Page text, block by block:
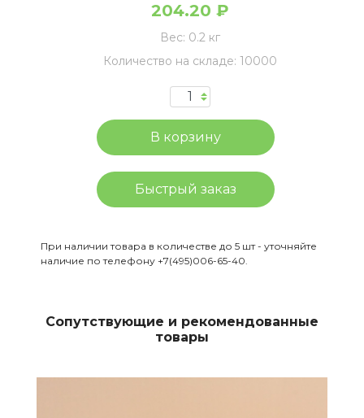
204.20 ₽
Вес: 0.2 кг
Количество на складе: 10000
Быстрый заказ
При наличии товара в количестве до 5 шт - уточняйте
наличие по телефону +7(495)006-65-40.
Сопутствующие и рекомендованные
товары